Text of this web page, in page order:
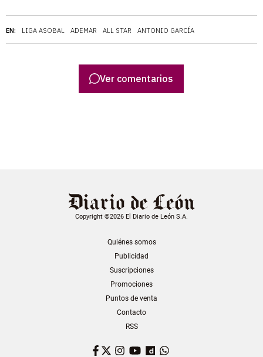
EN: LIGA ASOBAL ADEMAR ALL STAR ANTONIO GARCÍA
Ver comentarios
Copyright ©2026 El Diario de León S.A.
Quiénes somos
Publicidad
Suscripciones
Promociones
Puntos de venta
Contacto
RSS
Facebook
TwitterInstagram
YouTubeDailymotion